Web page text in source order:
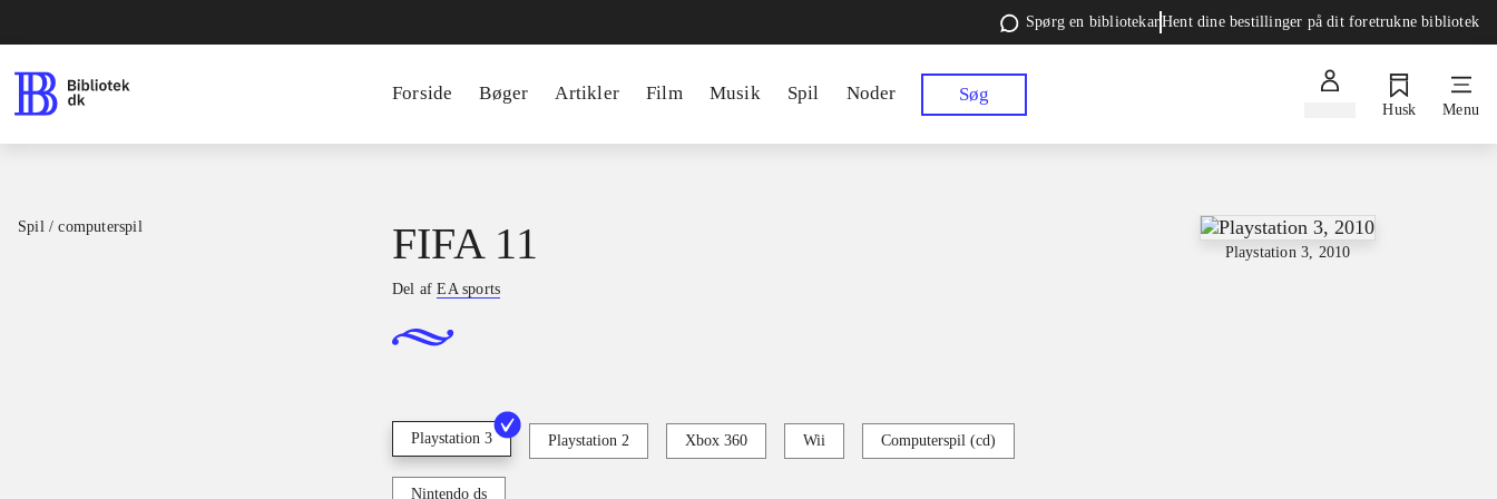
Spørg en bibliotekarHent dine bestillinger på dit foretrukne bibliotek
Forside Bøger Artikler Film Musik Spil Noder Søg
Husk Menu
Spil / computerspil
Playstation 3, 2010
FIFA 11
Del afEA sports
Playstation 3 Playstation 2 Xbox 360 Wii Computerspil (cd)
Nintendo ds